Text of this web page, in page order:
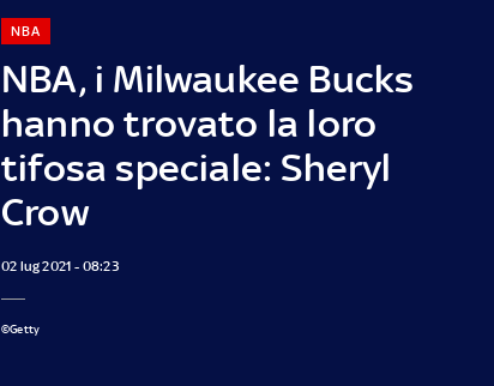
NBA, i Milwaukee Bucks
hanno trovato la loro
tifosa speciale: Sheryl
Crow
NBA
02 lug 2021 - 08:23
©Getty